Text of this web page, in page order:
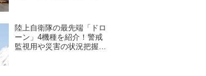
陸上自衛隊の最先端「ドロ
ーン」4機種を紹介！警戒
監視用や災害の状況把握に